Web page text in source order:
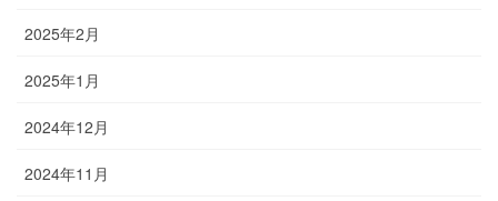
2025年2月
2025年1月
2024年12月
2024年11月